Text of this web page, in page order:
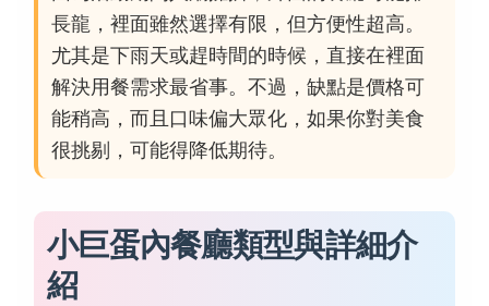
長龍，裡面雖然選擇有限，但方便性超高。
尤其是下雨天或趕時間的時候，直接在裡面
解決用餐需求最省事。不過，缺點是價格可
能稍高，而且口味偏大眾化，如果你對美食
很挑剔，可能得降低期待。
小巨蛋內餐廳類型與詳細介
紹